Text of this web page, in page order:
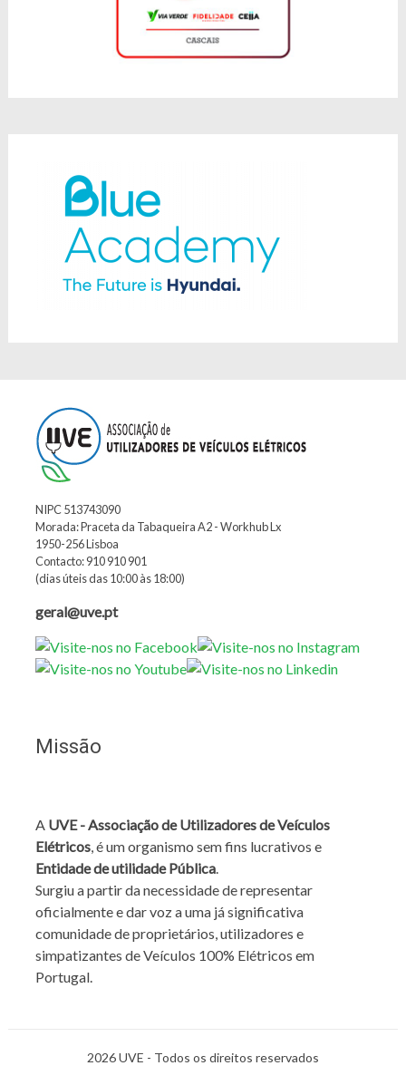
NIPC 513743090
Morada: Praceta da Tabaqueira A2 - Workhub Lx
1950-256 Lisboa
Contacto: 910 910 901
(dias úteis das 10:00 às 18:00)
geral@uve.pt
Missão
A UVE - Associação de Utilizadores de Veículos
Elétricos, é um organismo sem fins lucrativos e
Entidade de utilidade Pública.
Surgiu a partir da necessidade de representar
oficialmente e dar voz a uma já significativa
comunidade de proprietários, utilizadores e
simpatizantes de Veículos 100% Elétricos em
Portugal.
2026 UVE - Todos os direitos reservados